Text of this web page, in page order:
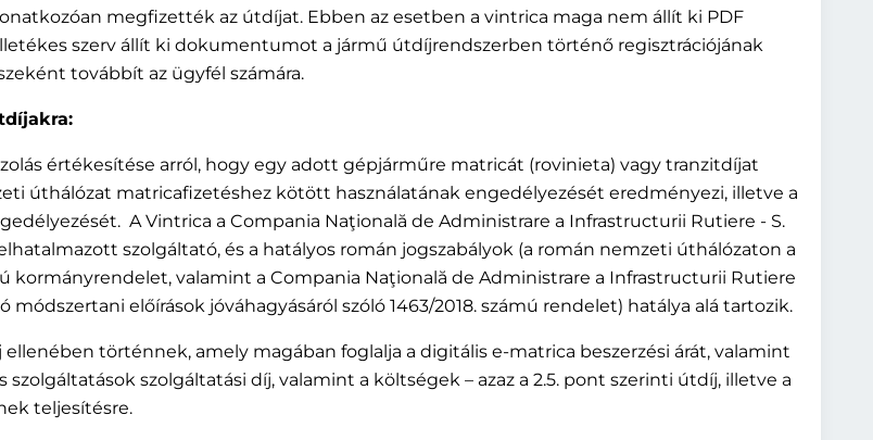
megfizették az útdíjat. Ebben az esetben a vintrica maga nem állít ki PDF
szerv állít ki dokumentumot a jármű útdíjrendszerben történő regisztrációjának
továbbít az ügyfél számára.
értékesítése arról, hogy egy adott gépjárműre matricát (rovinieta) vagy tranzitdíjat
úthálózat matricafizetéshez kötött használatának engedélyezését eredményezi, illetve a
A Vintrica a Compania Naţională de Administrare a Infrastructurii Rutiere - S.
szolgáltató, és a hatályos román jogszabályok (a román nemzeti úthálózaton a
kormányrendelet, valamint a Compania Naţională de Administrare a Infrastructurii Rutiere
módszertani előírások jóváhagyásáról szóló 1463/2018. számú rendelet) hatálya alá tartozik.
ellenében történnek, amely magában foglalja a digitális e-matrica beszerzési árát, valamint
szolgáltatások szolgáltatási díj, valamint a költségek – azaz a 2.5. pont szerinti útdíj, illetve a
teljesítésre.